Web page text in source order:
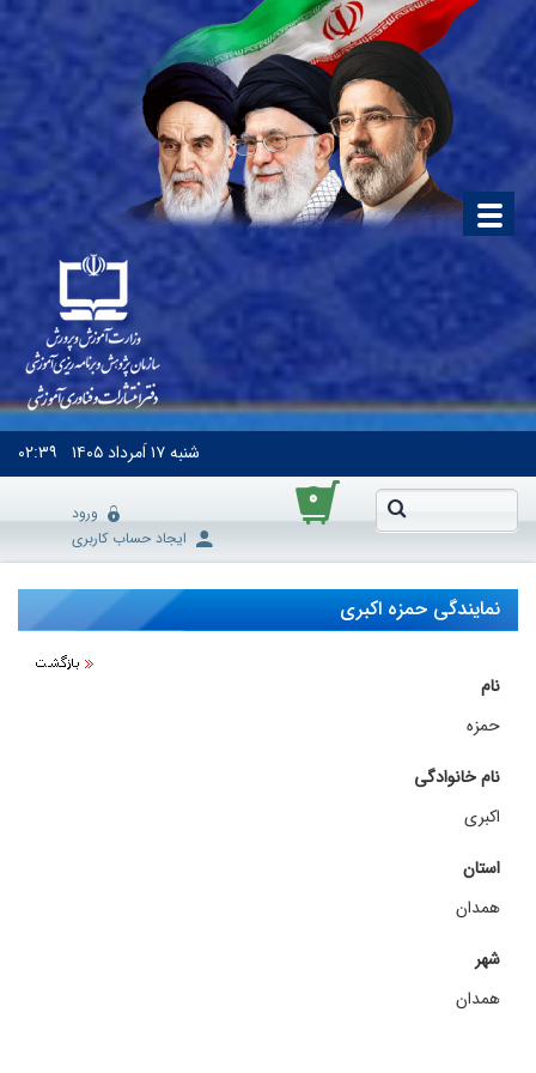
شنبه۱۷ اَمرداد ۱۴۰۵ ۰۲:۳۹
۰
ورود
ایجاد حساب کاربری
نمایندگی حمزه اکبری
نام
حمزه
نام خانوادگی
اکبری
استان
همدان
شهر
همدان